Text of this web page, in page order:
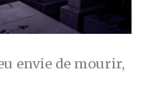
envie de mourir,